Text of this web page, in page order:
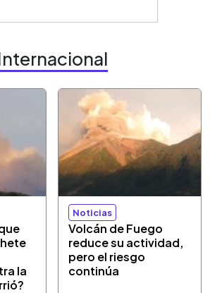
la
Noticias
Volcán de Fuego
reduce su actividad,
pero el riesgo
continúa